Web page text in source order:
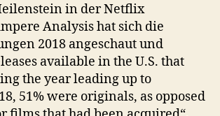
in der Netflix
Analysis hat sich die
2018 angeschaut und
available in the U.S. that
the year leading up to
51% were originals, as opposed